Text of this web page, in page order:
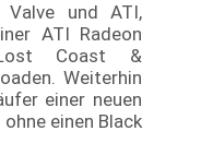
Valve und ATI,
ATI Radeon
Coast &
Weiterhin
einer neuen
einen Black